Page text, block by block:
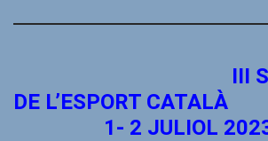
III
DE L’ESPORT CATALÀ
1- 2 JULIOL